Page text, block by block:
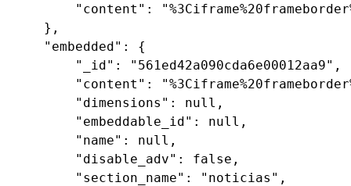
"content":
    },
    "embedded": {
        "_id": "561ed42a090cda6e00012aa9",
"content":
        "dimensions": null,
        "embeddable_id": null,
        "name": null,
        "disable_adv": false,
        "section_name": "noticias",